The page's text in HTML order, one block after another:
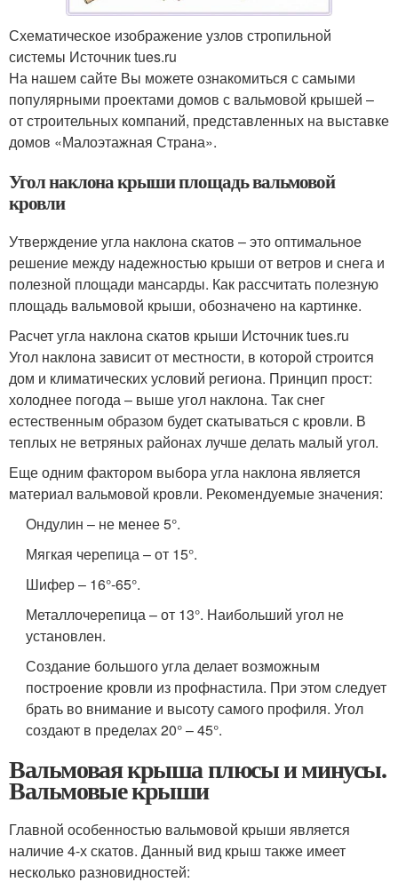
Схематическое изображение узлов стропильной
системы Источник tues.ru
На нашем сайте Вы можете ознакомиться с самыми
популярными проектами домов с вальмовой крышей –
от строительных компаний, представленных на выставке
домов «Малоэтажная Страна».
Угол наклона крыши площадь вальмовой
кровли
Утверждение угла наклона скатов – это оптимальное
решение между надежностью крыши от ветров и снега и
полезной площади мансарды. Как рассчитать полезную
площадь вальмовой крыши, обозначено на картинке.
Расчет угла наклона скатов крыши Источник tues.ru
Угол наклона зависит от местности, в которой строится
дом и климатических условий региона. Принцип прост:
холоднее погода – выше угол наклона. Так снег
естественным образом будет скатываться с кровли. В
теплых не ветряных районах лучше делать малый угол.
Еще одним фактором выбора угла наклона является
материал вальмовой кровли. Рекомендуемые значения:
Ондулин – не менее 5°.
Мягкая черепица – от 15°.
Шифер – 16°-65°.
Металлочерепица – от 13°. Наибольший угол не
установлен.
Создание большого угла делает возможным
построение кровли из профнастила. При этом следует
брать во внимание и высоту самого профиля. Угол
создают в пределах 20° – 45°.
Вальмовая крыша плюсы и минусы.
Вальмовые крыши
Главной особенностью вальмовой крыши является
наличие 4-х скатов. Данный вид крыш также имеет
несколько разновидностей: